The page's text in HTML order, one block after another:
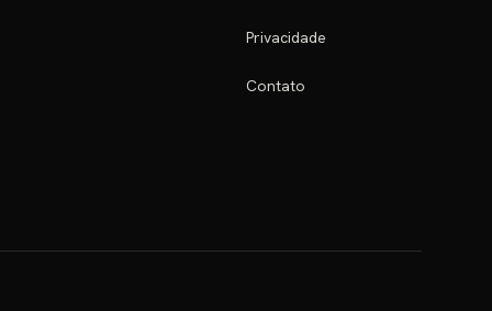
Privacidade
Contato